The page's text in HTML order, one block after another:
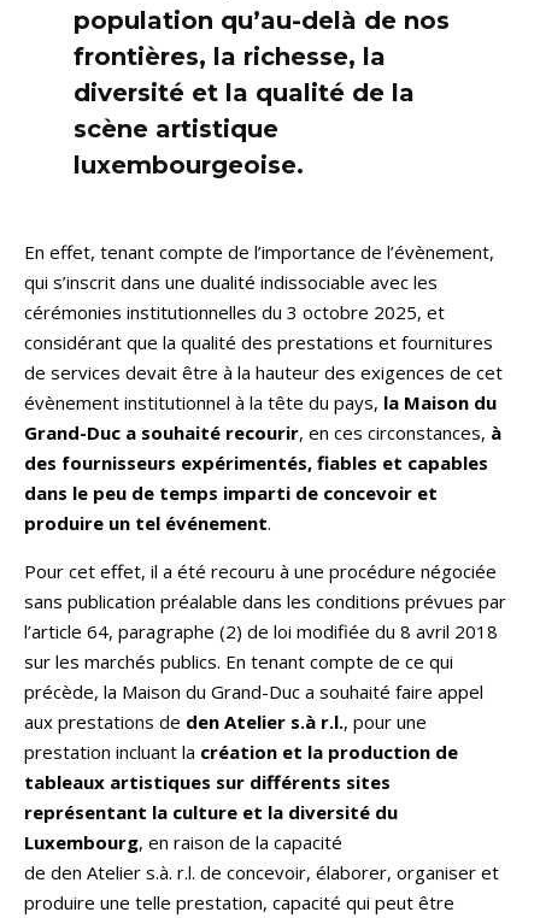
population qu’au-delà de nos
frontières, la richesse, la
diversité et la qualité de la
scène artistique
luxembourgeoise.
En effet, tenant compte de l’importance de l’évènement,
qui s’inscrit dans une dualité indissociable avec les
cérémonies institutionnelles du 3 octobre 2025, et
considérant que la qualité des prestations et fournitures
de services devait être à la hauteur des exigences de cet
évènement institutionnel à la tête du pays, la Maison du
Grand-Duc a souhaité recourir, en ces circonstances, à
des fournisseurs expérimentés, fiables et capables
dans le peu de temps imparti de concevoir et
produire un tel événement.
Pour cet effet, il a été recouru à une procédure négociée
sans publication préalable dans les conditions prévues par
l’article 64, paragraphe (2) de loi modifiée du 8 avril 2018
sur les marchés publics. En tenant compte de ce qui
précède, la Maison du Grand-Duc a souhaité faire appel
aux prestations de den Atelier s.à r.l., pour une
prestation incluant la création et la production de
tableaux artistiques sur différents sites
représentant la culture et la diversité du
Luxembourg, en raison de la capacité
de den Atelier s.à. r.l. de concevoir, élaborer, organiser et
produire une telle prestation, capacité qui peut être